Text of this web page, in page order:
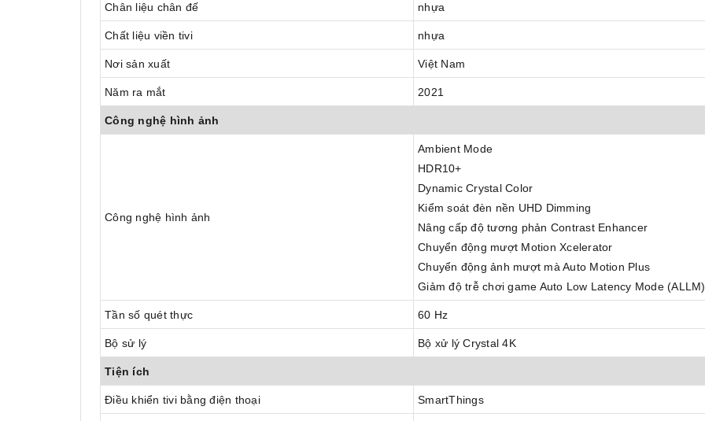
Chân liệu chân đế nhựa
Chất liệu viền tivi nhựa
Nơi sản xuất Việt Nam
Năm ra mắt 2021
Công nghệ hình ảnh
Công nghệ hình ảnh
Ambient Mode
HDR10+
Dynamic Crystal Color
Kiểm soát đèn nền UHD Dimming
Nâng cấp độ tương phản Contrast Enhancer
Chuyển động mượt Motion Xcelerator
Chuyển động ảnh mượt mà Auto Motion Plus
Giảm độ trễ chơi game Auto Low Latency Mode (ALLM)
Tần số quét thực 60 Hz
Bộ sử lý Bộ xử lý Crystal 4K
Tiện ích
Điều khiển tivi bằng điện thoại SmartThings